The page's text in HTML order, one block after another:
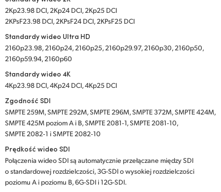
2Kp23.98 DCI, 2Kp24 DCI, 2Kp25 DCI
2KPsF23.98 DCI, 2KPsF24 DCI, 2KPsF25 DCI
Standardy wideo Ultra HD
2160p23.98, 2160p24, 2160p25, 2160p29.97, 2160p30, 2160p50,
2160p59.94, 2160p60
Standardy wideo 4K
4Kp23.98 DCI, 4Kp24 DCI, 4Kp25 DCI
Zgodność SDI
SMPTE 259M, SMPTE 292M, SMPTE 296M, SMPTE 372M, SMPTE 424M,
SMPTE 425M poziom A i B, SMPTE 2081‑1, SMPTE 2081‑10,
SMPTE 2082‑1 i SMPTE 2082‑10
Prędkość wideo SDI
Połączenia wideo SDI są automatycznie przełączane między SDI
o standardowej rozdzielczości, 3G-SDI o wysokiej rozdzielczości
poziomu A i poziomu B, 6G-SDI i 12G-SDI.